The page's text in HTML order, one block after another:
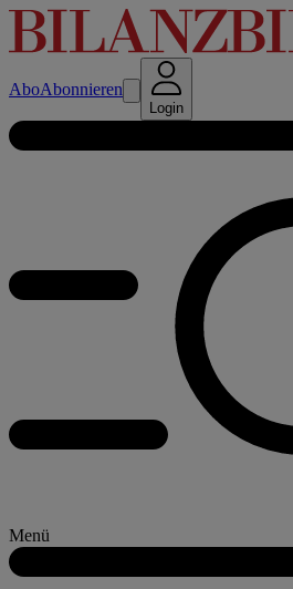
AboAbonnieren
Login
Menü